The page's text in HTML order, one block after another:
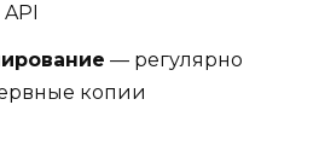
— регулярно
копии